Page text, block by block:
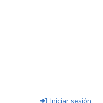
Iniciar sesión